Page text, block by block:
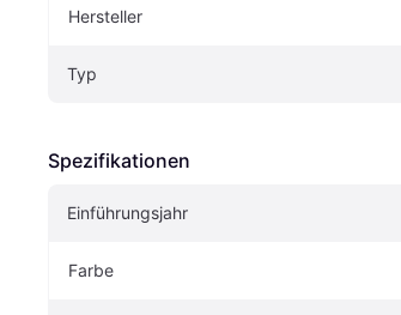
Hersteller
Typ
Spezifikationen
Einführungsjahr
Farbe